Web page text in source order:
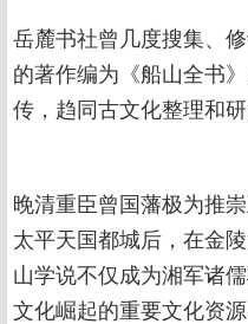
岳麓书社曾几度搜集、
的著作编为《船山全书
传，趋同古文化整理和研
晚清重臣曾国藩极为推
太平天国都城后，在金
山学说不仅成为湘军诸
文化崛起的重要文化资源